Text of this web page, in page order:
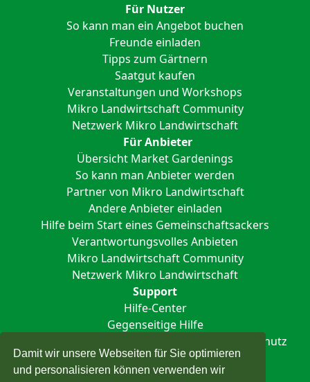
Damit wir unsere Webseiten für Sie optimieren
und personalisieren können verwenden wir
Für Nutzer
So kann man ein Angebot buchen
Freunde einladen
Tipps zum Gärtnern
Saatgut kaufen
Veranstaltungen und Workshops
Mikro Landwirtschaft Community
Netzwerk Mikro Landwirtschaft
Für Anbieter
Übersicht Market Gardenings
So kann man Anbieter werden
Partner von Mikro Landwirtschaft
Andere Anbieter einladen
Hilfe beim Start eines Gemeinschaftsackers
Verantwortungsvolles Anbieten
Mikro Landwirtschaft Community
Netzwerk Mikro Landwirtschaft
Support
Hilfe-Center
Gegenseitige Hilfe
Datenschutz